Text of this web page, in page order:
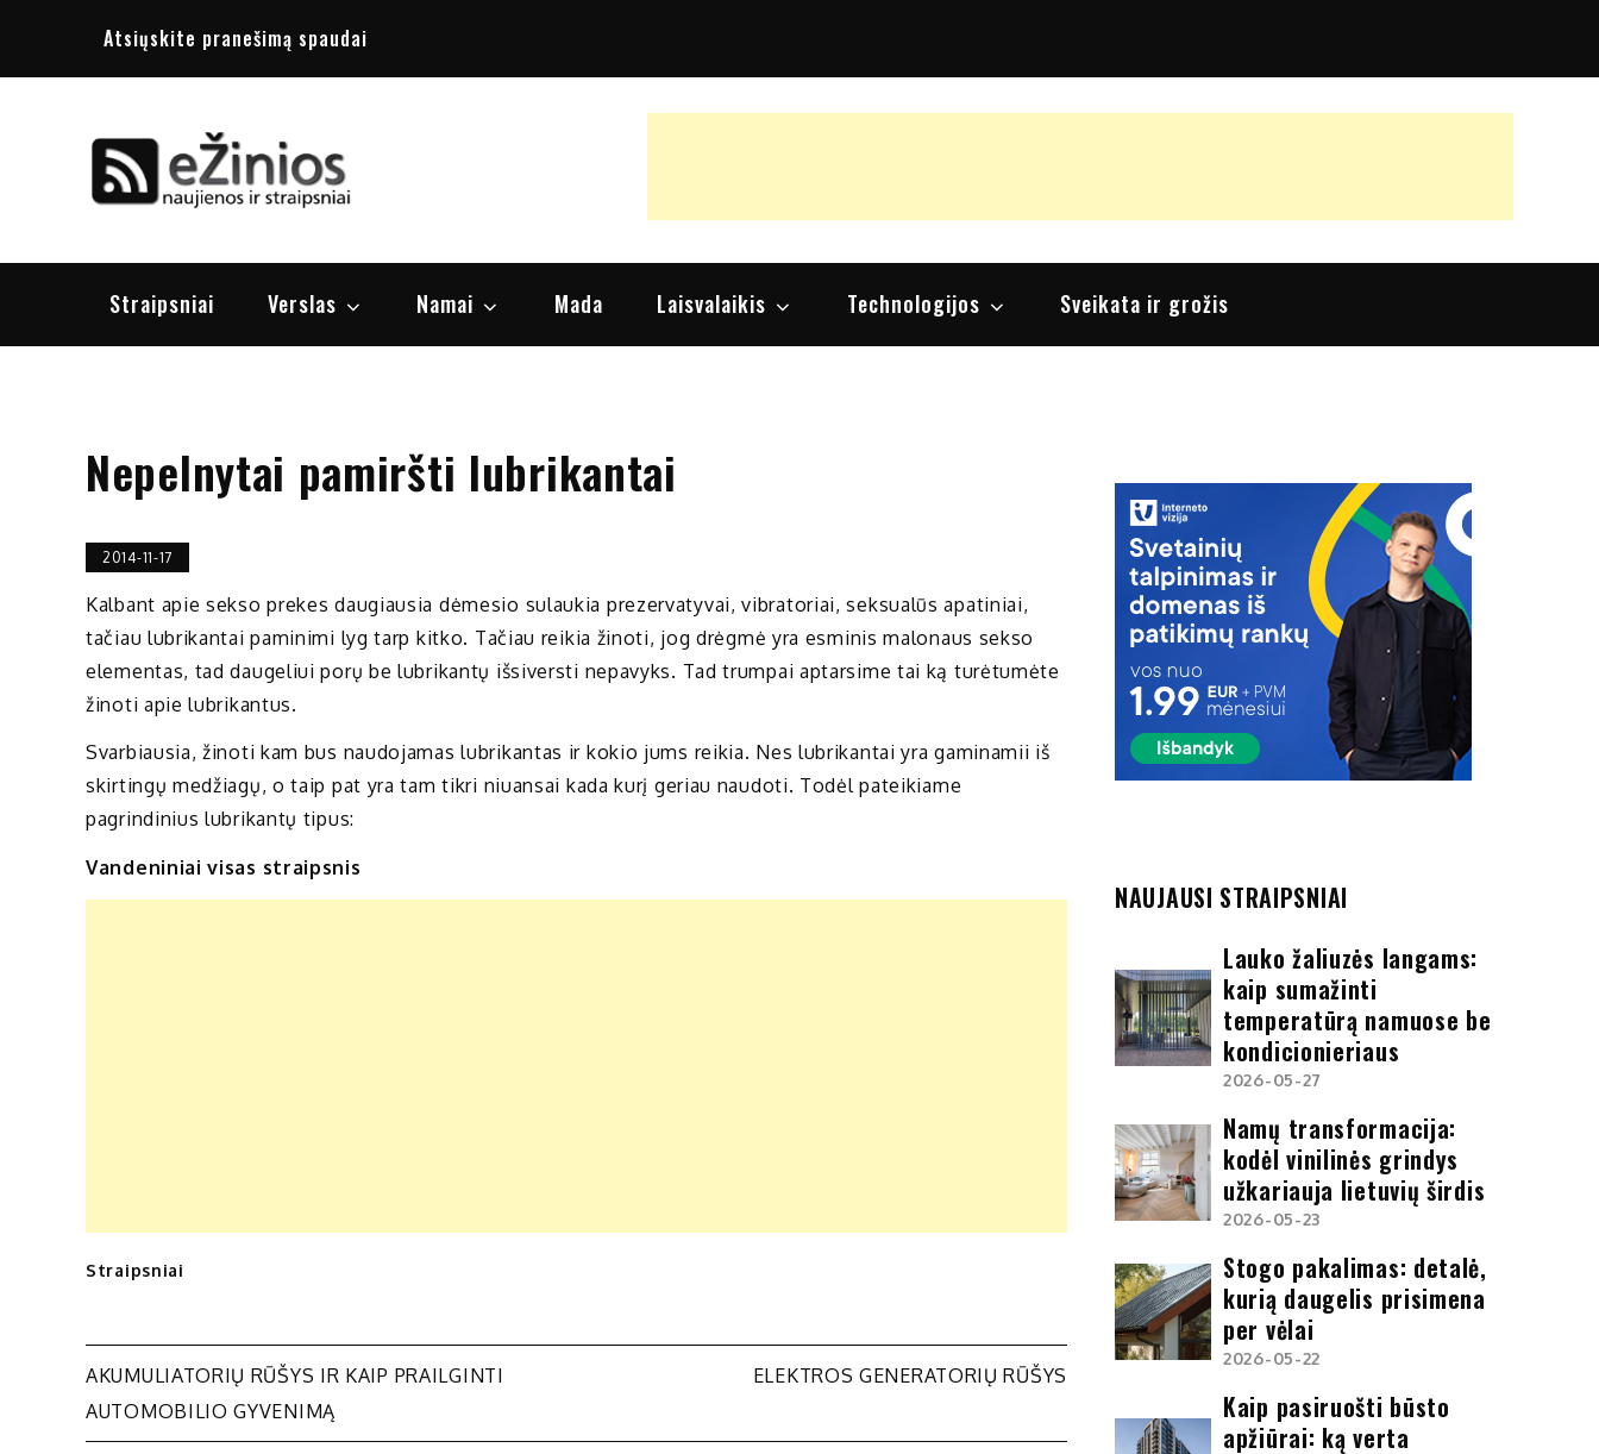
Atsiųskite pranešimą spaudai
Straipsniai Verslas Namai Mada Laisvalaikis Technologijos Sveikata ir grožis
Nepelnytai pamiršti lubrikantai
2014-11-17
Kalbant apie sekso prekes daugiausia dėmesio sulaukia prezervatyvai, vibratoriai, seksualūs apatiniai,
tačiau lubrikantai paminimi lyg tarp kitko. Tačiau reikia žinoti, jog drėgmė yra esminis malonaus sekso
elementas, tad daugeliui porų be lubrikantų išsiversti nepavyks. Tad trumpai aptarsime tai ką turėtumėte
žinoti apie lubrikantus.
Svarbiausia, žinoti kam bus naudojamas lubrikantas ir kokio jums reikia. Nes lubrikantai yra gaminamii iš
skirtingų medžiagų, o taip pat yra tam tikri niuansai kada kurį geriau naudoti. Todėl pateikiame
pagrindinius lubrikantų tipus:
Vandeniniai visas straipsnis
Straipsniai
Navigacija
AKUMULIATORIŲ RŪŠYS IR KAIP PRAILGINTI
AUTOMOBILIO GYVENIMĄ
ELEKTROS GENERATORIŲ RŪŠYS
NAUJAUSI STRAIPSNIAI
Lauko žaliuzės langams:
kaip sumažinti
temperatūrą namuose be
kondicionieriaus
2026-05-27
Namų transformacija:
kodėl vinilinės grindys
užkariauja lietuvių širdis
2026-05-23
Stogo pakalimas: detalė,
kurią daugelis prisimena
per vėlai
2026-05-22
Kaip pasiruošti būsto
apžiūrai: ką verta